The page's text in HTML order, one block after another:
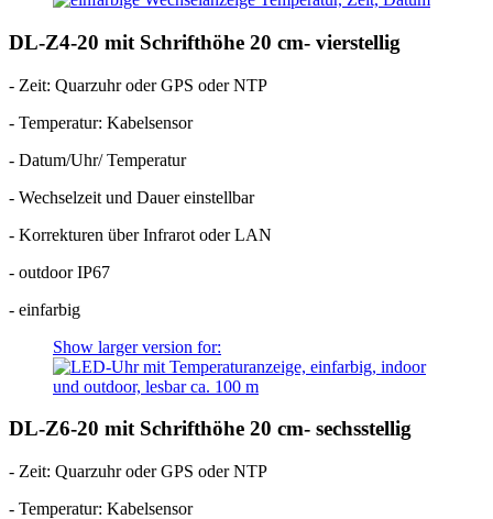
DL-Z4-20 mit Schrifthöhe 20 cm- vierstellig
- Zeit: Quarzuhr oder GPS oder NTP
- Temperatur: Kabelsensor
- Datum/Uhr/ Temperatur
- Wechselzeit und Dauer einstellbar
- Korrekturen über Infrarot oder LAN
- outdoor IP67
- einfarbig
Show larger version for:
DL-Z6-20 mit Schrifthöhe 20 cm- sechsstellig
- Zeit: Quarzuhr oder GPS oder NTP
- Temperatur: Kabelsensor